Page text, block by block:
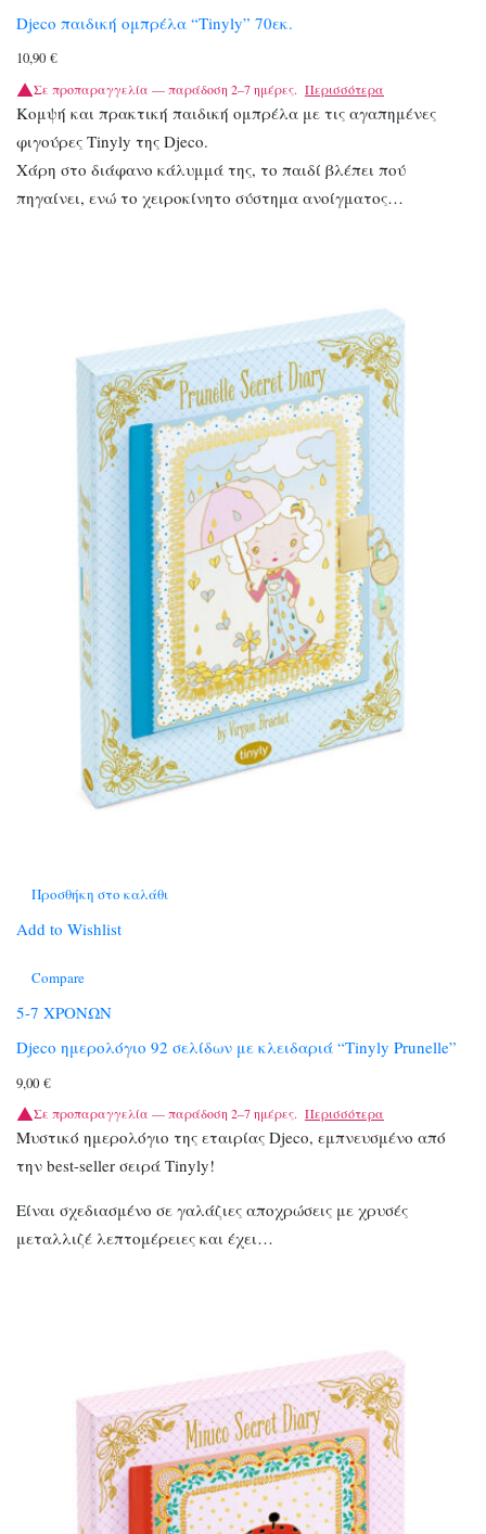
Djeco παιδική ομπρέλα “Tinyly” 70εκ.
10,90 €
Σε προπαραγγελία — παράδοση 2–7 ημέρες. Περισσότερα
Κομψή και πρακτική παιδική ομπρέλα με τις αγαπημένες
φιγούρες Tinyly της Djeco.
Χάρη στο διάφανο κάλυμμά της, το παιδί βλέπει πού
πηγαίνει, ενώ το χειροκίνητο σύστημα ανοίγματος…
Προσθήκη στο καλάθι
Add to Wishlist
Compare
5-7 ΧΡΟΝΩΝ
Djeco ημερολόγιο 92 σελίδων με κλειδαριά “Τinyly Prunelle”
9,00 €
Σε προπαραγγελία — παράδοση 2–7 ημέρες. Περισσότερα
Μυστικό ημερολόγιο της εταιρίας Djeco, εμπνευσμένο από
την best-seller σειρά Tinyly!
Είναι σχεδιασμένο σε γαλάζιες αποχρώσεις με χρυσές
μεταλλιζέ λεπτομέρειες και έχει…